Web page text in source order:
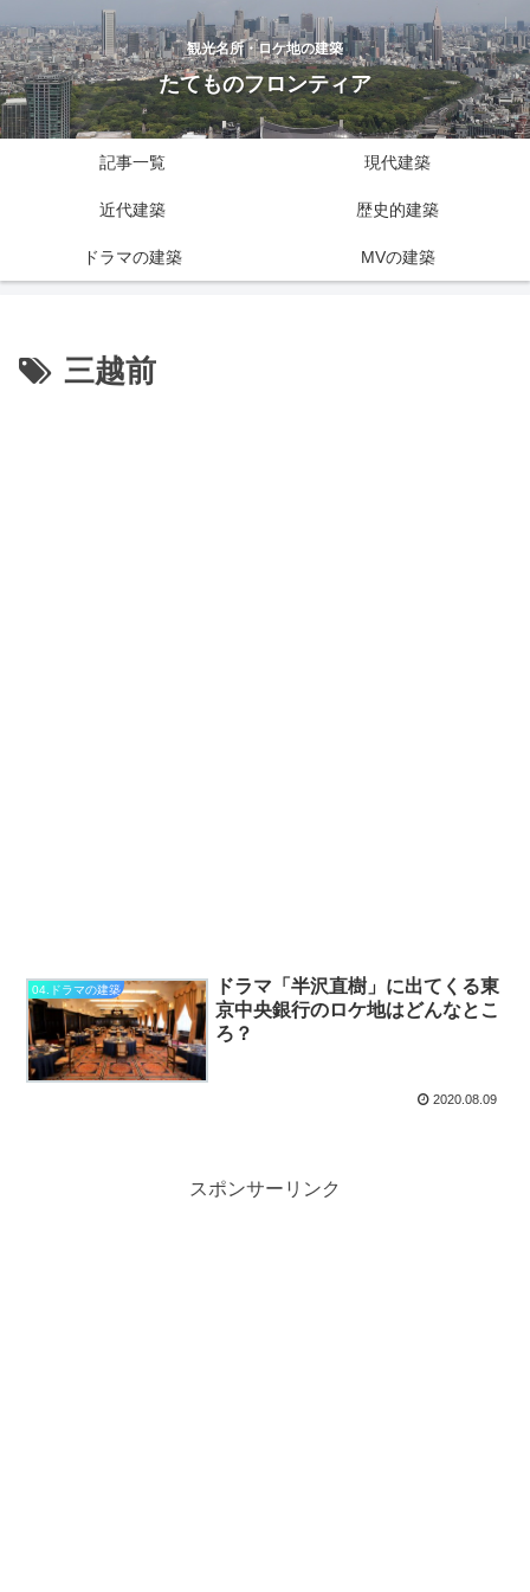
観光名所・ロケ地の建築
たてものフロンティア
記事一覧 現代建築
近代建築 歴史的建築
ドラマの建築 MVの建築
三越前
04.ドラマの建築
ドラマ「半沢直樹」に出てくる東
京中央銀行のロケ地はどんなとこ
ろ？
2020.08.09
スポンサーリンク